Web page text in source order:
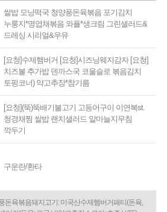
쌀밥 모닝떡국 청양풍돈육볶음 포기김치
누룽지*명엽채볶음 와플*생크림 그린샐러드&
드레싱 시리얼&우유
[요청]수제햄버거 [요청]시즈닝웨지감자 [요청]
치즈볼 추가밥 덴까스국 코울슬로 볶음김치
토핑코너) 약고추장*참기름
[요청](뚝)뚝배기불고기 고등어구이 이연복st.
청경채찜 쌀밥 랜치샐러드 알마늘지무침
깍두기
구운란/환타
돈육볶음돼지고기: 미국산수제햄버거패티(돈육,